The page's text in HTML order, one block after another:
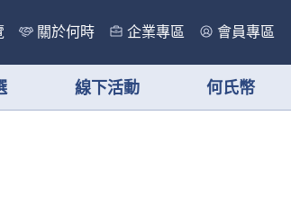
關於何時 企業專區 會員專區
線下活動 何氏幣